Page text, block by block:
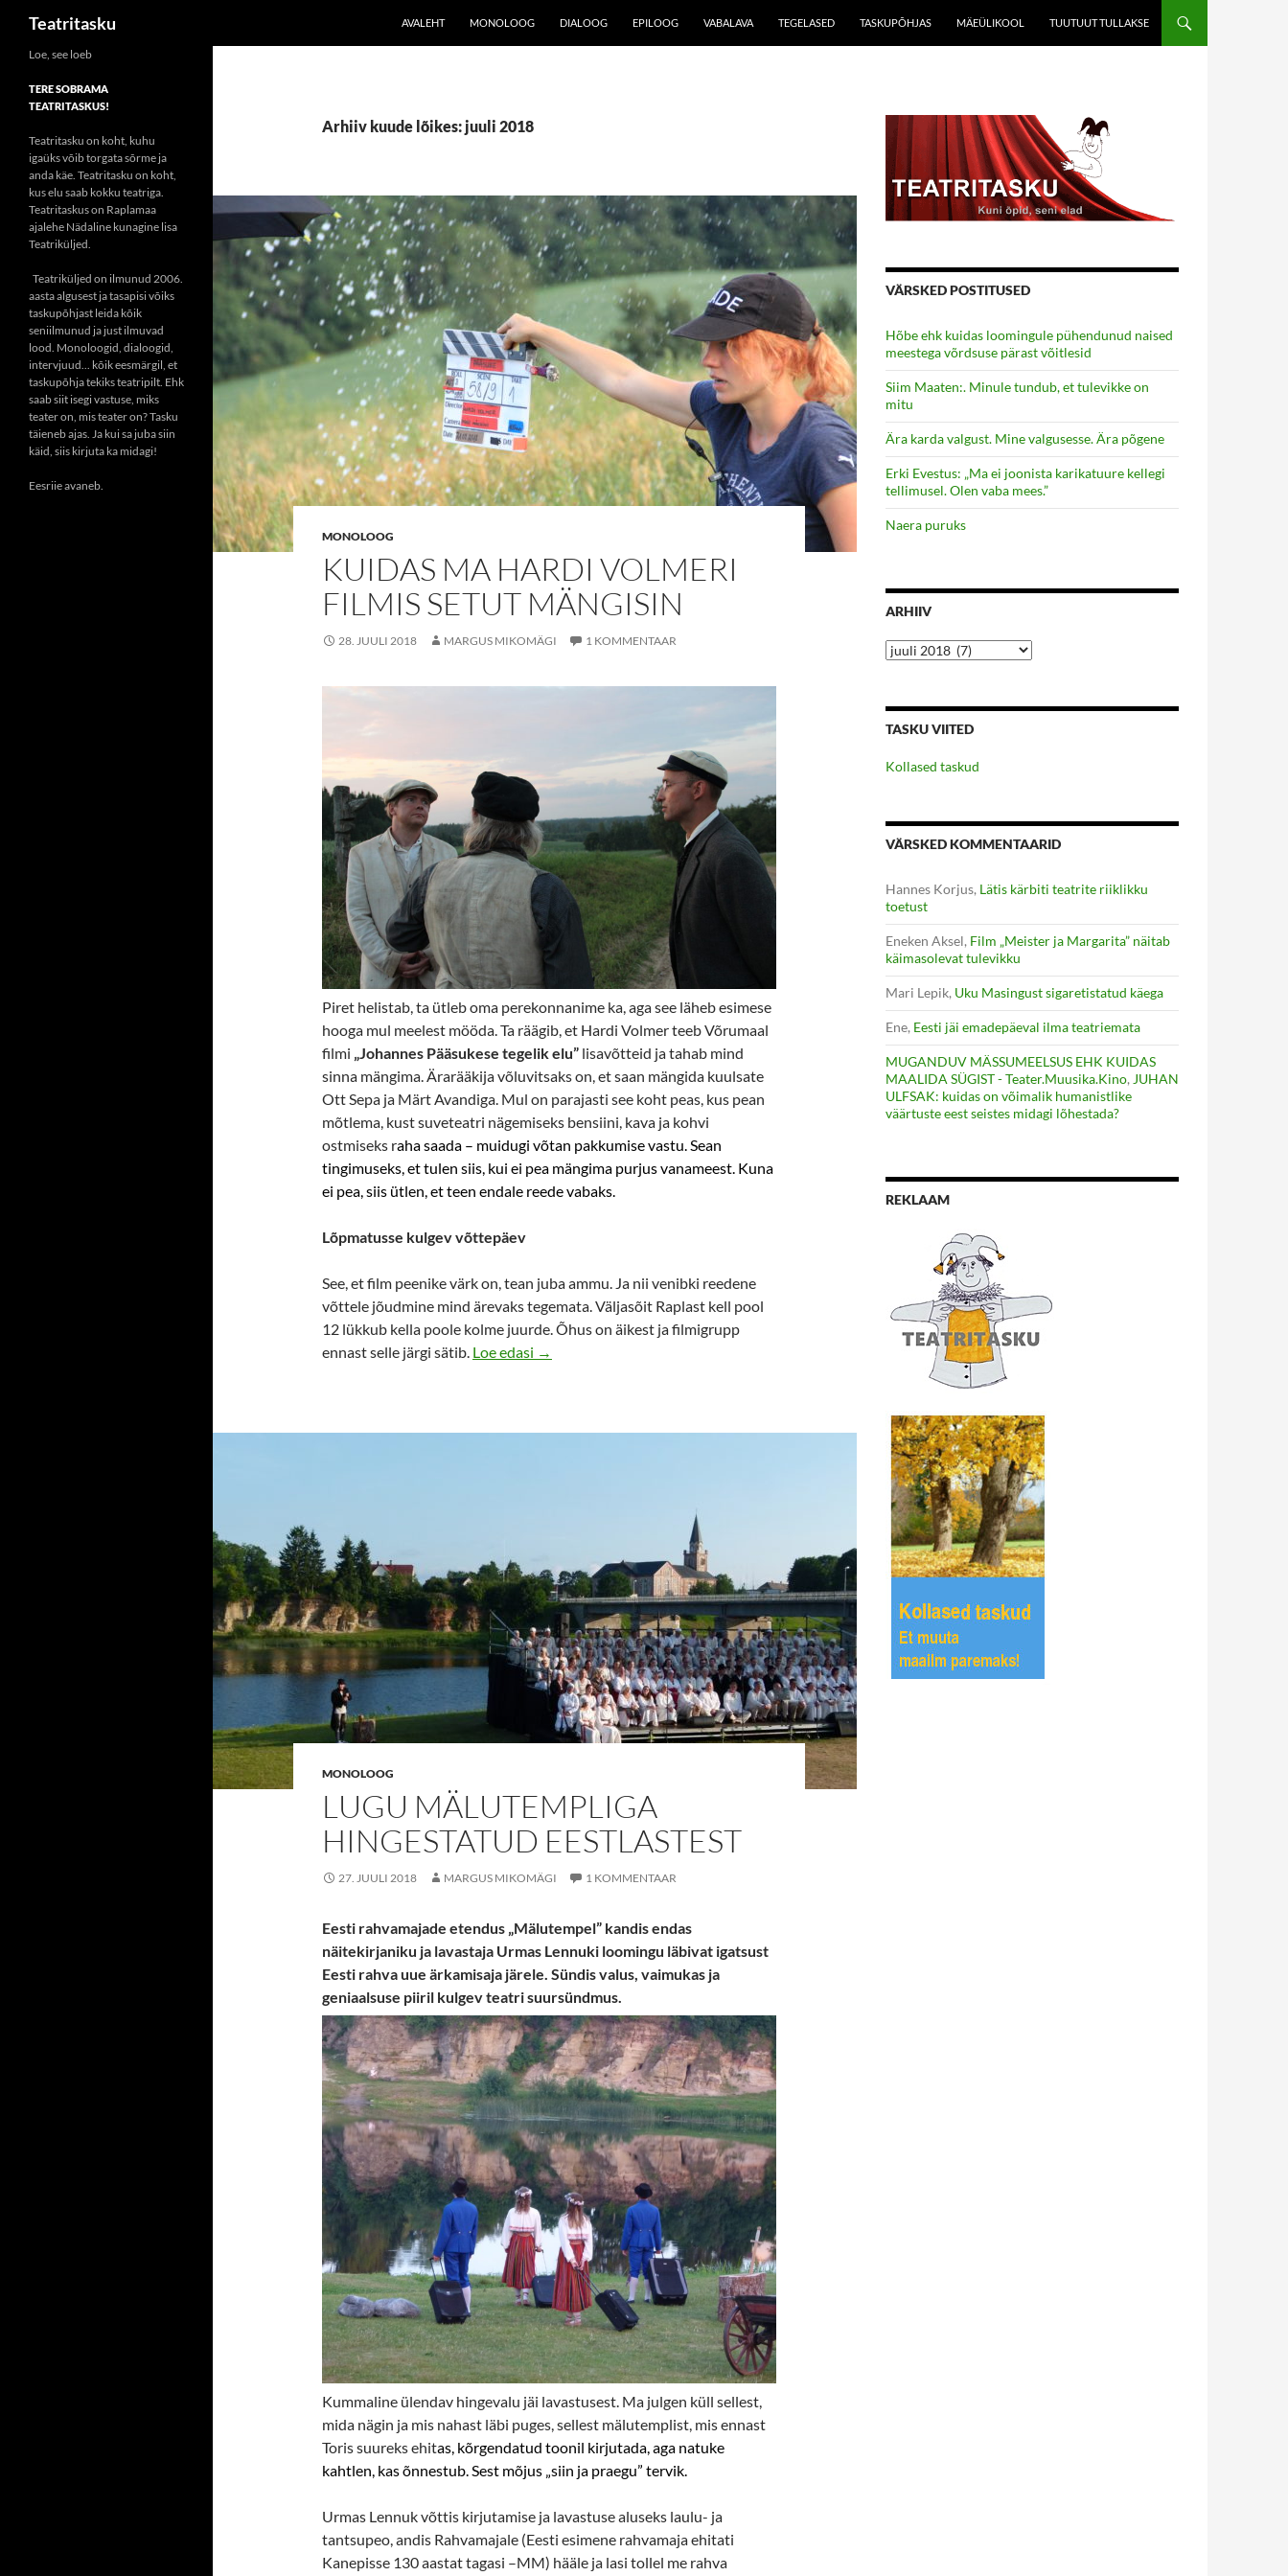
Liigu
juurde
Teatritasku AVALEHT MONOLOOG DIALOOG EPILOOG VABALAVA TEGELASED TASKUPÕHJAS MÄEÜLIKOOL TUUTUUT TULLAKSE
Arhiiv kuude lõikes: juuli 2018
MONOLOOG
KUIDAS MA HARDI VOLMERI
FILMIS SETUT MÄNGISIN
28. JUULI 2018 MARGUS MIKOMÄGI 1 KOMMENTAAR
Piret helistab, ta ütleb oma perekonnanime ka, aga see läheb esimese
hooga mul meelest mööda. Ta räägib, et Hardi Volmer teeb Võrumaal
filmi „Johannes Pääsukese tegelik elu” lisavõtteid ja tahab mind
sinna mängima. Ärarääkija võluvitsaks on, et saan mängida kuulsate
Ott Sepa ja Märt Avandiga. Mul on parajasti see koht peas, kus pean
mõtlema, kust suveteatri nägemiseks bensiini, kava ja kohvi
ostmiseks raha saada – muidugi võtan pakkumise vastu.Sean
tingimuseks, et tulen siis, kui ei pea mängima purjus vanameest. Kuna
ei pea, siis ütlen, et teen endale reede vabaks.
Lõpmatusse kulgev võttepäev
See, et film peenike värk on, tean juba ammu. Ja nii venibki reedene
võttele jõudmine mind ärevaks tegemata. Väljasõit Raplast kell pool
12 lükkub kella poole kolme juurde. Õhus on äikest ja filmigrupp
ennast selle järgi sätib. Loe edasi Kuidas ma Hardi Volmeri filmis setut mängisin
→
MONOLOOG
LUGU MÄLUTEMPLIGA
HINGESTATUD EESTLASTEST
27. JUULI 2018 MARGUS MIKOMÄGI 1 KOMMENTAAR
Eesti rahvamajade etendus „Mälutempel” kandis endas
näitekirjaniku ja lavastaja Urmas Lennuki loomingu läbivat igatsust
Eesti rahva uue ärkamisaja järele. Sündis valus, vaimukas ja
geniaalsuse piiril kulgev teatri suursündmus.
Kummaline ülendav hingevalu jäi lavastusest. Ma julgen küll sellest,
mida nägin ja mis nahast läbi puges, sellest mälutemplist, mis ennast
Toris suureks ehitas, kõrgendatud toonil kirjutada, aga natuke
kahtlen, kas õnnestub. Sest mõjus „siin ja praegu” tervik.
Urmas Lennuk võttis kirjutamise ja lavastuse aluseks laulu- ja
tantsupeo, andis Rahvamajale (Eesti esimene rahvamaja ehitati
Kanepisse 130 aastat tagasi –MM) hääle ja lasi tollel me rahva
VÄRSKED POSTITUSED
Hõbe ehk kuidas loomingule pühendunud naised
meestega võrdsuse pärast võitlesid
Siim Maaten:. Minule tundub, et tulevikke on
mitu
Ära karda valgust. Mine valgusesse. Ära põgene
Erki Evestus: „Ma ei joonista karikatuure kellegi
tellimusel. Olen vaba mees.”
Naera puruks
ARHIIV
Arhiiv
TASKU VIITED
Kollased taskud
VÄRSKED KOMMENTAARID
Hannes Korjus, Lätis kärbiti teatrite riiklikku
toetust
Eneken Aksel, Film „Meister ja Margarita” näitab
käimasolevat tulevikku
Mari Lepik, Uku Masingust sigaretistatud käega
Ene, Eesti jäi emadepäeval ilma teatriemata
MUGANDUV MÄSSUMEELSUS EHK KUIDAS
MAALIDA SÜGIST - Teater.Muusika.Kino, JUHAN
ULFSAK: kuidas on võimalik humanistlike
väärtuste eest seistes midagi lõhestada?
REKLAAM
Loe, see loeb
TERE SOBRAMA
TEATRITASKUS!
Teatritasku on koht, kuhu
igaüks võib torgata sõrme ja
anda käe. Teatritasku on koht,
kus elu saab kokku teatriga.
Teatritaskus on Raplamaa
ajalehe Nädaline kunagine lisa
Teatriküljed.
Teatriküljed on ilmunud 2006.
aasta algusest ja tasapisi võiks
taskupõhjast leida kõik
seniilmunud ja just ilmuvad
lood. Monoloogid, dialoogid,
intervjuud... kõik eesmärgil, et
taskupõhja tekiks teatripilt. Ehk
saab siit isegi vastuse, miks
teater on, mis teater on? Tasku
täieneb ajas. Ja kui sa juba siin
käid, siis kirjuta ka midagi!
Eesriie avaneb.